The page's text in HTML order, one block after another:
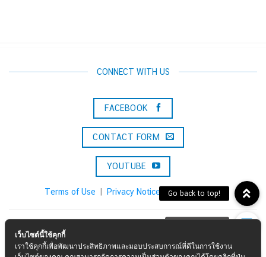
CONNECT WITH US
FACEBOOK
CONTACT FORM
YOUTUBE
Terms of Use Privacy Notice |Cookie Policy
Call : 02-0297000
เว็บไซต์นี้ใช้คุกกี้
เราใช้คุกกี้เพื่อพัฒนาประสิทธิภาพและมอบประสบการณ์ที่ดีในการใช้งาน